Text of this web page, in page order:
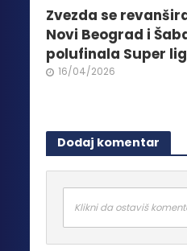
Zvezda se
Novi Beograd i
polufinala Super
16/04/2026
Dodaj komentar
Klikni da ostaviš